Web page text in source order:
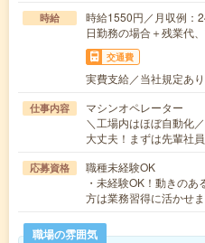
時給
時給1550円／月収例：
日勤務の場合＋残業代
交通費
実費支給／当社規定あり
仕事内容
マシンオペレーター
＼工場内はほぼ自動化
大丈夫！まずは先輩社
応募資格
職種未経験OK
・未経験OK！動きの
方は業務習得に活かせ
職場の雰囲気